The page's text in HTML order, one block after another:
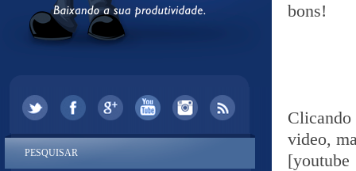
bons!
video,
PESQUISAR